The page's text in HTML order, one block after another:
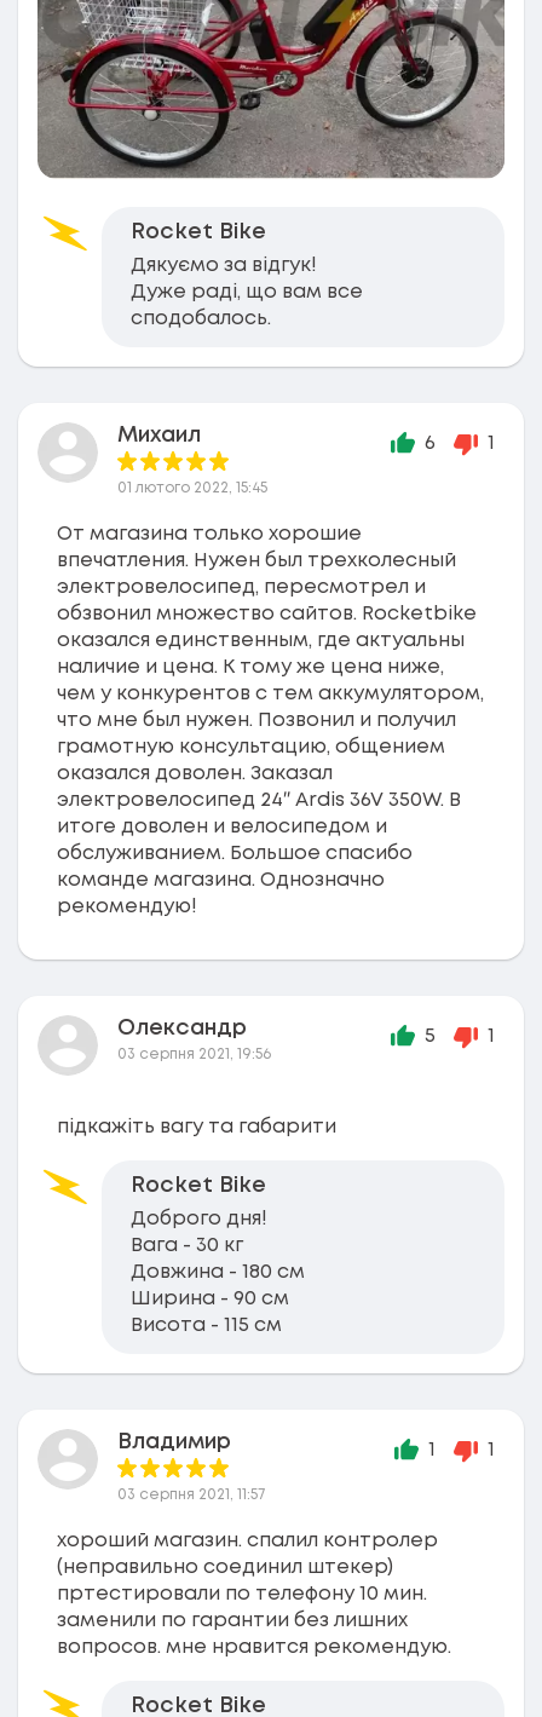
Rocket Bike
Дякуємо за відгук!
Дуже раді, що вам все
сподобалось.
Михаил
01 лютого 2022, 15:45
От магазина только хорошие
впечатления. Нужен был трехколесный
электровелосипед, пересмотрел и
обзвонил множество сайтов. Rocketbike
оказался единственным, где актуальны
наличие и цена. К тому же цена ниже,
чем у конкурентов с тем аккумулятором,
что мне был нужен. Позвонил и получил
грамотную консультацию, общением
оказался доволен. Заказал
электровелосипед 24″ Ardis 36V 350W. В
итоге доволен и велосипедом и
обслуживанием. Большое спасибо
команде магазина. Однозначно
рекомендую!
6 1
Олександр
03 серпня 2021, 19:56
підкажіть вагу та габарити
5 1
Rocket Bike
Доброго дня!
Вага - 30 кг
Довжина - 180 см
Ширина - 90 см
Висота - 115 см
Владимир
03 серпня 2021, 11:57
хороший магазин. спалил контролер
(неправильно соединил штекер)
пртестировали по телефону 10 мин.
заменили по гарантии без лишних
вопросов. мне нравится рекомендую.
1 1
Rocket Bike